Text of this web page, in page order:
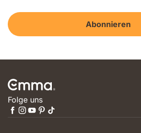
Abonnieren
Folge uns